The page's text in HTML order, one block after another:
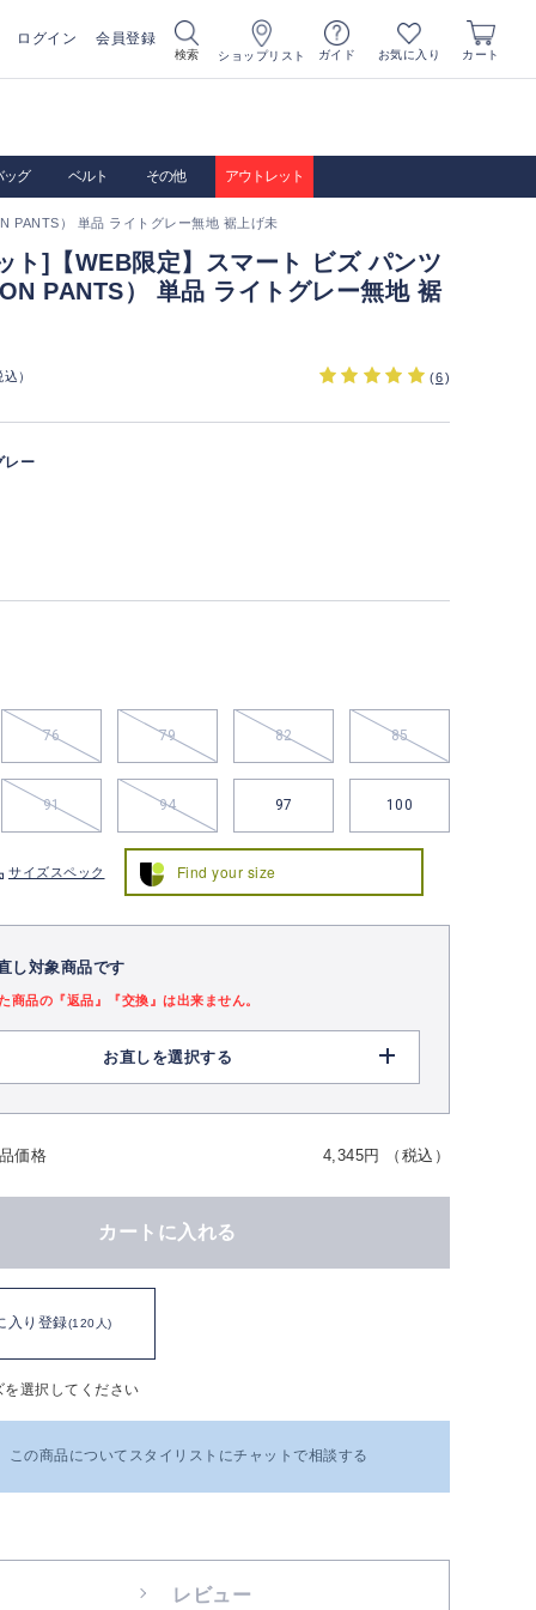
ログイン 会員登録
検索 ショップリスト ガイド お気に入り カート
ッグ ベルト その他 アウトレット
PANTS） 単品 ライトグレー無地 裾上げ未
ト]【WEB限定】スマート ビズ パンツ
PANTS） 単品 ライトグレー無地 裾
） (6)
レー
76 79 82 85
91 94 97 100
サイズスペック Find your size
し対象商品です
商品の『返品』『交換』は出来ません。
お直しを選択する
価格 4,345円 （税込）
カートに入れる
入り登録(120人)
選択してください
この商品についてスタイリストにチャットで相談する
レビュー